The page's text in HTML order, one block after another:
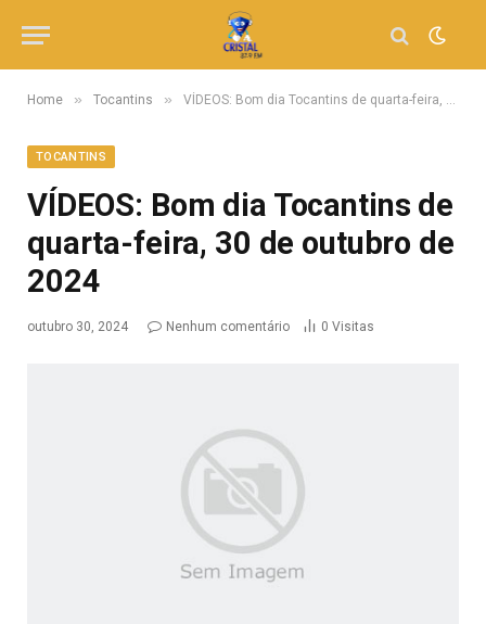
Home » Tocantins » VÍDEOS: Bom dia Tocantins de quarta-feira, 30 de outubro de 2024
TOCANTINS
VÍDEOS: Bom dia Tocantins de
quarta-feira, 30 de outubro de
2024
outubro 30, 2024 Nenhum comentário 0 Visitas